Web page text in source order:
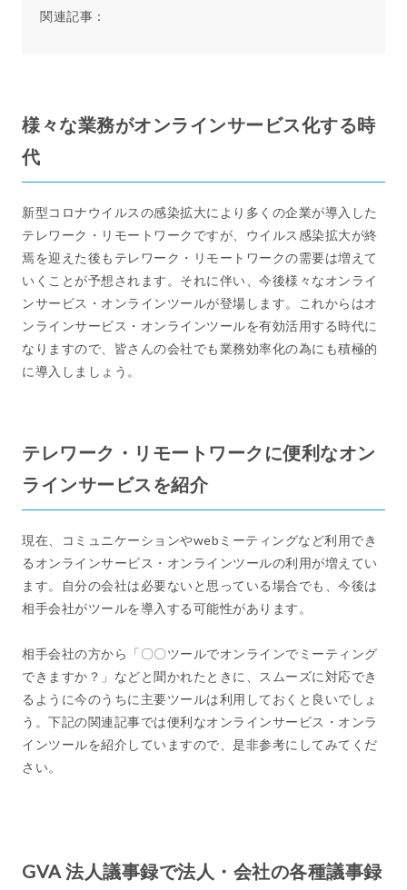
関連記事：
様々な業務がオンラインサービス化する時
代
新型コロナウイルスの感染拡大により多くの企業が導入した
テレワーク・リモートワークですが、ウイルス感染拡大が終
焉を迎えた後もテレワーク・リモートワークの需要は増えて
いくことが予想されます。それに伴い、今後様々なオンライ
ンサービス・オンラインツールが登場します。これからはオ
ンラインサービス・オンラインツールを有効活用する時代に
なりますので、皆さんの会社でも業務効率化の為にも積極的
に導入しましょう。
テレワーク・リモートワークに便利なオン
ラインサービスを紹介
現在、コミュニケーションやwebミーティングなど利用でき
るオンラインサービス・オンラインツールの利用が増えてい
ます。自分の会社は必要ないと思っている場合でも、今後は
相手会社がツールを導入する可能性があります。
相手会社の方から「〇〇ツールでオンラインでミーティング
できますか？」などと聞かれたときに、スムーズに対応でき
るように今のうちに主要ツールは利用しておくと良いでしょ
う。下記の関連記事では便利なオンラインサービス・オンラ
インツールを紹介していますので、是非参考にしてみてくだ
さい。
GVA 法人議事録で法人・会社の各種議事録